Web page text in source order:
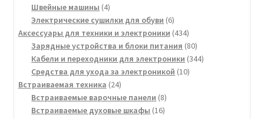
товаров
Швейные машины 44
товара
Электрические сушилки для обуви 66
товаров
Аксессуары для техники и электроники 434434
товара
Зарядные устройства и блоки питания 8080
товаров
Кабели и переходники для электроники 344344
Средства для ухода за электроникой 1010
Встраиваемая техника 2424
товара
Встраиваемые варочные панели 88
товаров
Встраиваемые духовые шкафы 1616